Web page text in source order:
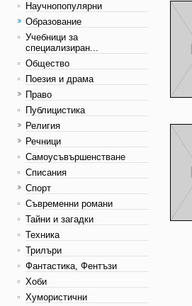
Научнопопулярни
Образование
Учебници за
специализиран...
Общество
Поезия и драма
Право
Публицистика
Религия
Речници
Самоусъвършенстване
Списания
Спорт
Съвременни романи
Тайни и загадки
Техника
Трилъри
Фантастика, Фентъзи
Хоби
Хумористични